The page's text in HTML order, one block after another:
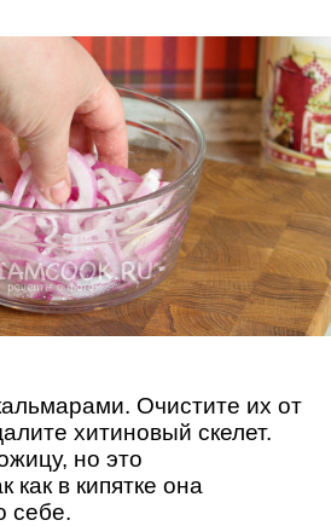
Очистите их от
хитиновый скелет.
но это
как в кипятке она
себе.